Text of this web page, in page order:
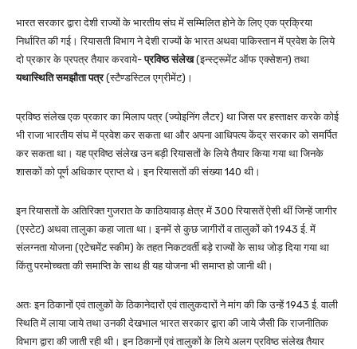
भारत सरकार द्वारा देशी राज्यों के भारतीय संघ में सम्मिलित होने के लिए एक प्रक्रिया
निर्धारित की गई। रियासती विभाग ने देशी राज्यों के भारत अथवा पाकिस्तान में प्रवेश के लिये
दो प्रकार के प्रपत्र तैयार करवाये-प्रविष्ठ संलेख(इन्स्ट्रूमेंट ऑफ एक्सेशन) तथा
यथास्थिति समझौता पत्र(स्टैण्डस्टिल एग्रीमेंट)।
प्रविष्ठ संलेख एक प्रकार का मिलाप पत्र (ज्योइनिंग लैटर) था जिस पर हस्ताक्षर करके कोई
भी राजा भारतीय संघ में प्रवेश कर सकता था और अपना आधिपत्य केंद्र सरकार को समर्पित
कर सकता था। यह प्रविष्ठ संलेख उन बड़ी रियासतों के लिये तैयार किया गया था जिनके
शासकों को पूर्ण अधिकार प्राप्त थे। इन रियासतों की संख्या 140 थी।
इन रियासतों के अतिरिक्त गुजरात के काठियावाड़ क्षेत्र में 300 रियासतें ऐसी थीं जिन्हें जागीर
(एस्टेट) अथवा तालुका कहा जाता था। इनमें से कुछ जागीरों व तालुकों को 1943 ई. में
संलग्नता योजना (एटेचमेंट स्कीम) के तहत निकटवर्ती बड़े राज्यों के साथ जोड़ दिया गया था
किंतु परमोच्चता की समाप्ति के साथ ही यह योजना भी समाप्त हो जानी थी।
अतः इन ठिकानों एवं तालुकों के ठिकानेदारों एवं तालुकदारों ने मांग की कि उन्हें 1943 ई. वाली
स्थिति में लाया जाये तथा उनकी देखभाल भारत सरकार द्वारा की जाये जैसी कि राजनीतिक
विभाग द्वारा की जाती रही थी। इन ठिकानों एवं तालुकों के लिये अलग प्रविष्ठ संलेख तैयार